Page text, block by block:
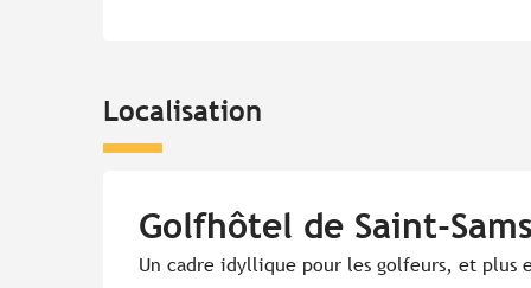
Localisation
Golfhôtel de Saint-
Un cadre idyllique pour les golfeurs, et plus